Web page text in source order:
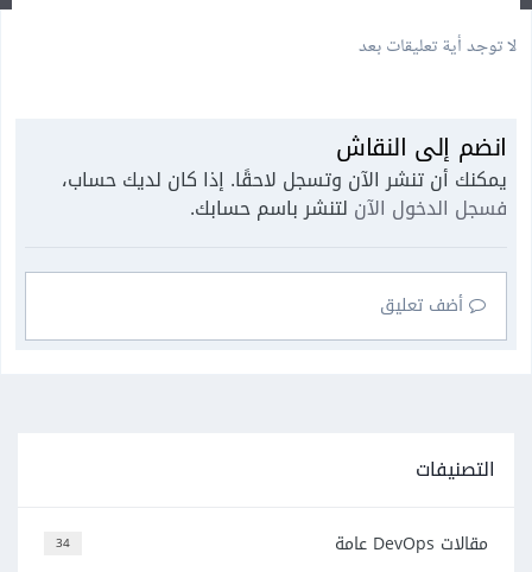
لا توجد أية تعليقات بعد
انضم إلى النقاش
يمكنك أن تنشر الآن وتسجل لاحقًا. إذا كان لديك حساب،
فسجل الدخول الآن لتنشر باسم حسابك.
أضف تعليق
التصنيفات
34 مقالات DevOps عامة